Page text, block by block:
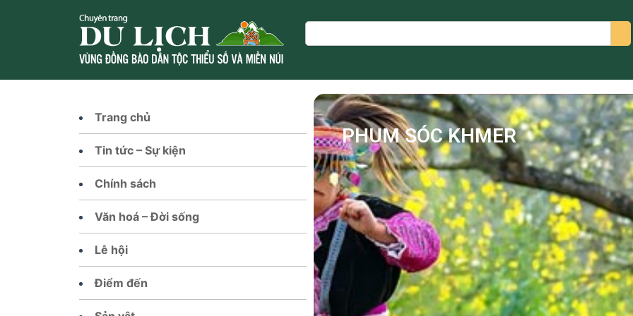
Search
Trang chủ
Tin tức – Sự kiện
Chính sách
Văn hoá – Đời sống
Lễ hội
Điểm đến
PHUM SÓC KHMER